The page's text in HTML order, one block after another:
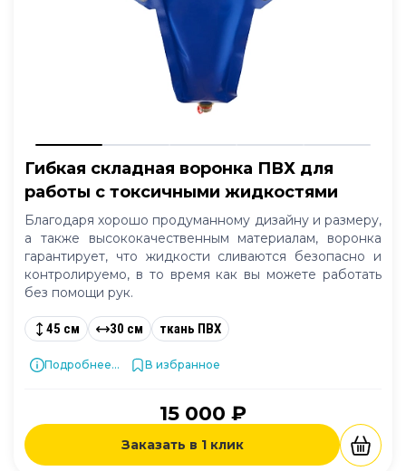
Гибкая складная воронка ПВХ для
работы с токсичными жидкостями
Благодаря хорошо продуманному дизайну и размеру,
а также высококачественным материалам, воронка
гарантирует, что жидкости сливаются безопасно и
контролируемо, в то время как вы можете работать
без помощи рук.
45 см 30 см ткань ПВХ
Подробнее... В избранное
15 000 ₽
Заказать в 1 клик